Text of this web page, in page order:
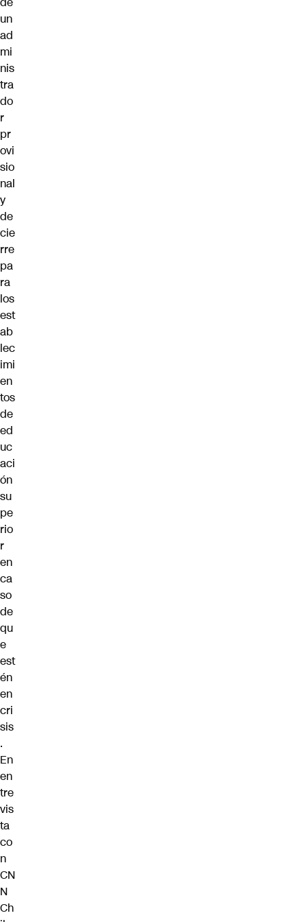
un
ad
mi
nis
tra
do
r
pr
ovi
sio
nal
y
de
cie
rre
pa
ra
los
est
ab
lec
imi
en
tos
de
ed
uc
aci
ón
su
pe
rio
r
en
ca
so
de
qu
e
est
én
en
cri
sis
.
En
en
tre
vis
ta
co
n
CN
N
Ch